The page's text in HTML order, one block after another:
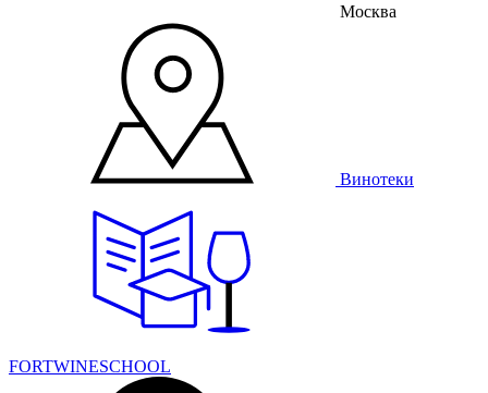
Москва
Винотеки
FORTWINESCHOOL